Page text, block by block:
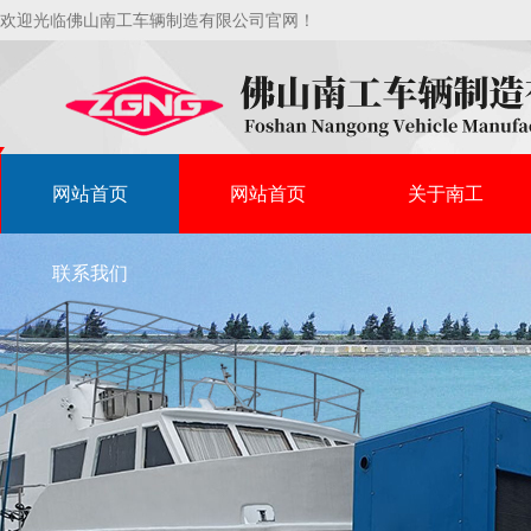
欢迎光临佛山南工车辆制造有限公司官网！
网站首页 网站首页 关于南工
联系我们